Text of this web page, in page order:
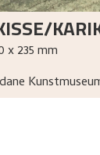
x 235 mm